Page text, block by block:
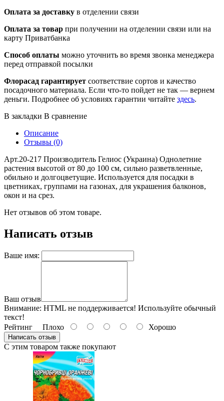
Оплата за доставку в отделении связи
Оплата за товар при получении на отделении связи или на
карту Приватбанка
Способ оплаты можно уточнить во время звонка менеджера
перед отправкой посылки
Флорасад гарантирует соответствие сортов и качество
посадочного материала. Если что-то пойдет не так — вернем
деньги. Подробнее об условиях гарантии читайте здесь.
В закладки В сравнение
Описание
Отзывы (0)
Арт.20-217 Производитель Гелиос (Украина) Однолетние
растения высотой от 80 до 100 см, сильно разветвленные,
обильно и долгоцветущие. Используется для посадки в
цветниках, группами на газонах, для украшения балконов,
окон и на срез.
Нет отзывов об этом товаре.
Написать отзыв
Ваше имя:
Ваш отзыв
Внимание: HTML не поддерживается! Используйте обычный
текст!
Рейтинг Плохо Хорошо
Написать отзыв
С этим товаром также покупают